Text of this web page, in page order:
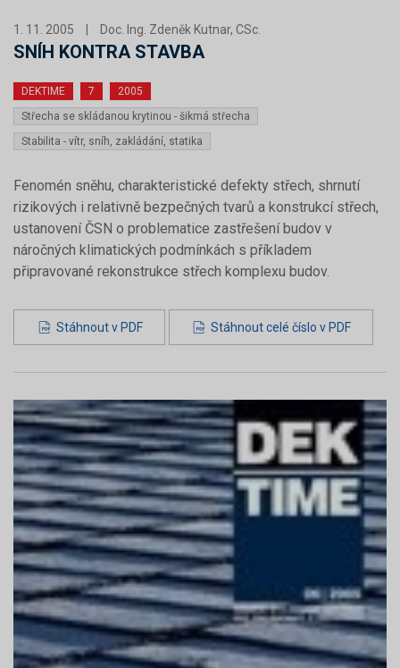
1. 11. 2005 Doc. Ing. Zdeněk Kutnar, CSc.
SNÍH KONTRA STAVBA
DEKTIME 7
2005
Střecha se skládanou krytinou - šikmá střecha
Stabilita - vítr, sníh, zakládání, statika
Fenomén sněhu, charakteristické defekty střech, shrnutí
rizikových i relativně bezpečných tvarů a konstrukcí střech,
ustanovení ČSN o problematice zastřešení budov v
náročných klimatických podmínkách s příkladem
připravované rekonstrukce střech komplexu budov.
Stáhnout v PDF Stáhnout celé číslo v PDF